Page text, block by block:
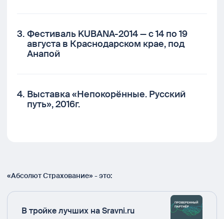
Фестиваль KUBANA-2014 — с 14 по 19
августа в Краснодарском крае, под
Анапой
Выставка «Непокорённые. Русский
путь», 2016г.
«Абсолют Страхование» - это:
В тройке лучших на Sravni.ru